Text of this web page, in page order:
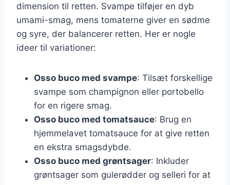
dimension til retten. Svampe tilføjer en dyb
umami-smag, mens tomaterne giver en sødme
og syre, der balancerer retten. Her er nogle
ideer til variationer:
Osso buco med svampe: Tilsæt forskellige
svampe som champignon eller portobello
for en rigere smag.
Osso buco med tomatsauce: Brug en
hjemmelavet tomatsauce for at give retten
en ekstra smagsdybde.
Osso buco med grøntsager: Inkluder
grøntsager som gulerødder og selleri for at